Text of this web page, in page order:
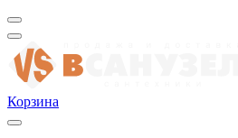
Корзина